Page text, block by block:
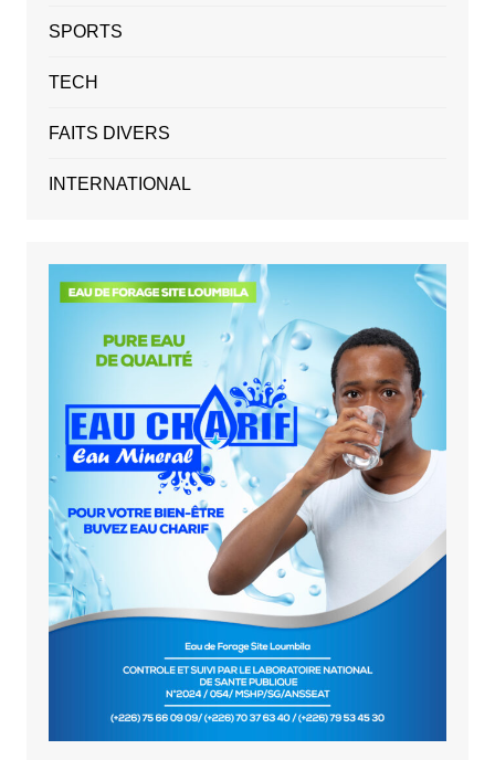
SPORTS
TECH
FAITS DIVERS
INTERNATIONAL